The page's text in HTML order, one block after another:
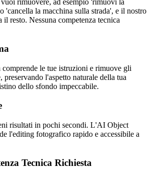
vuoi rimuovere, ad esempio 'rimuovi la
'cancella la macchina sulla strada', e il nostro
resto. Nessuna competenza tecnica
le tue istruzioni e rimuove gli
preservando l'aspetto naturale della tua
dello sfondo impeccabile.
risultati in pochi secondi. L'AI Object
l'editing fotografico rapido e accessibile a
Tecnica Richiesta